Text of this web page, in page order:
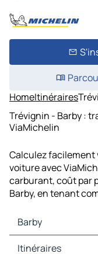
HomeItinéraires
Trévignin - Barby :
ViaMichelin
Calculez facilement
voiture avec
carburant, coût par
Barby, en tenant
Barby
Barby Cartes et plans
Itinéraires